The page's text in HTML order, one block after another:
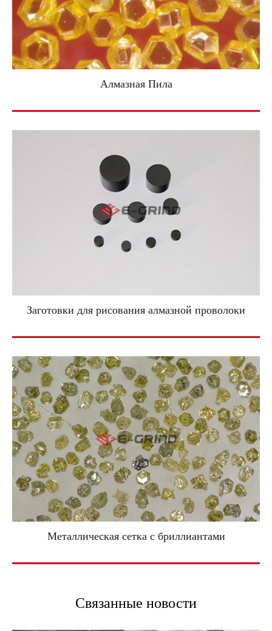
Алмазная Пила
Заготовки для рисования алмазной проволоки
Металлическая сетка с бриллиантами
Связанные новости